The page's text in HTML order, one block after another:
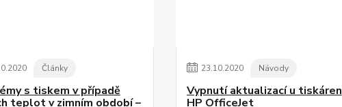
.2020 Články
s tiskem v případě
teplot v zimním období –
23.10.2020 Návody
Vypnutí aktualizací u tiskáren
HP OfficeJet